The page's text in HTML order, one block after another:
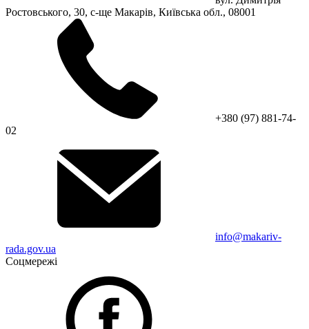
Ростовського, 30, с-ще Макарів, Київська обл., 08001
+380 (97) 881-74-
02
info@makariv-
rada.gov.ua
Соцмережі